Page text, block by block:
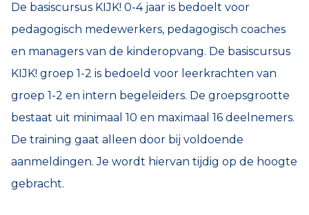
De basiscursus KIJK! 0-4 jaar is bedoelt voor
pedagogisch medewerkers, pedagogisch coaches
en managers van de kinderopvang. De basiscursus
KIJK! groep 1-2 is bedoeld voor leerkrachten van
groep 1-2 en intern begeleiders. De groepsgrootte
bestaat uit minimaal 10 en maximaal 16 deelnemers.
De training gaat alleen door bij voldoende
aanmeldingen. Je wordt hiervan tijdig op de hoogte
gebracht.